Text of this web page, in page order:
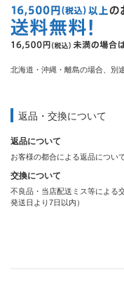
北海道・沖縄・離島の場合、別
返品・交換について
返品について
お客様の都合による返品につい
交換について
不良品・当店配送ミス等による
発送日より7日以内）